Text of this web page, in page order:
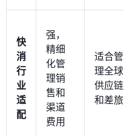
快
消
行
业
适
配
强，
精细
化管
理销
售和
渠道
费用
适合管
理全球
供应链
和差旅